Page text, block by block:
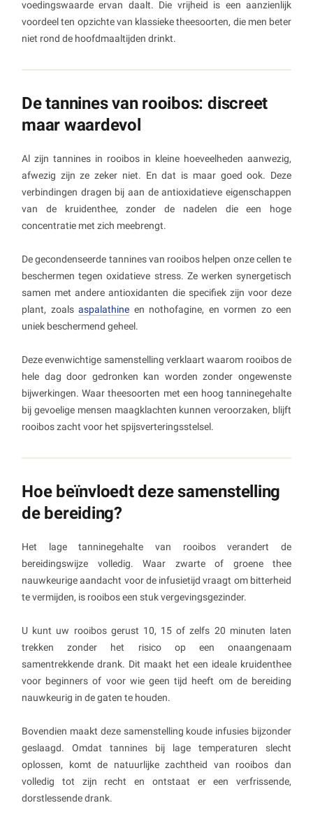
voedingswaarde ervan daalt. Die vrijheid is een aanzienlijk
voordeel ten opzichte van klassieke theesoorten, die men beter
niet rond de hoofdmaaltijden drinkt.
De tannines van rooibos: discreet
maar waardevol
Al zijn tannines in rooibos in kleine hoeveelheden aanwezig,
afwezig zijn ze zeker niet. En dat is maar goed ook. Deze
verbindingen dragen bij aan de antioxidatieve eigenschappen
van de kruidenthee, zonder de nadelen die een hoge
concentratie met zich meebrengt.
De gecondenseerde tannines van rooibos helpen onze cellen te
beschermen tegen oxidatieve stress. Ze werken synergetisch
samen met andere antioxidanten die specifiek zijn voor deze
plant, zoals aspalathine en nothofagine, en vormen zo een
uniek beschermend geheel.
Deze evenwichtige samenstelling verklaart waarom rooibos de
hele dag door gedronken kan worden zonder ongewenste
bijwerkingen. Waar theesoorten met een hoog tanninegehalte
bij gevoelige mensen maagklachten kunnen veroorzaken, blijft
rooibos zacht voor het spijsverteringsstelsel.
Hoe beïnvloedt deze samenstelling
de bereiding?
Het lage tanninegehalte van rooibos verandert de
bereidingswijze volledig. Waar zwarte of groene thee
nauwkeurige aandacht voor de infusietijd vraagt om bitterheid
te vermijden, is rooibos een stuk vergevingsgezinder.
U kunt uw rooibos gerust 10, 15 of zelfs 20 minuten laten
trekken zonder het risico op een onaangenaam
samentrekkende drank. Dit maakt het een ideale kruidenthee
voor beginners of voor wie geen tijd heeft om de bereiding
nauwkeurig in de gaten te houden.
Bovendien maakt deze samenstelling koude infusies bijzonder
geslaagd. Omdat tannines bij lage temperaturen slecht
oplossen, komt de natuurlijke zachtheid van rooibos dan
volledig tot zijn recht en ontstaat er een verfrissende,
dorstlessende drank.